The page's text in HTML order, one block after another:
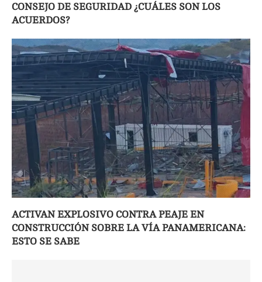
CONSEJO DE SEGURIDAD ¿CUÁLES SON LOS
ACUERDOS?
ACTIVAN EXPLOSIVO CONTRA PEAJE EN
CONSTRUCCIÓN SOBRE LA VÍA PANAMERICANA:
ESTO SE SABE